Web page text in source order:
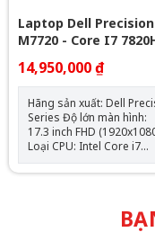
Laptop Dell Precision
M7720 - Core I7
14,950,000 ₫
Hãng sản xuất: Dell
Series Độ lớn màn hình:
17.3 inch FHD
Loại CPU: Intel Core i7
7820HQ 2.9Ghz up
8Mb Dung lượng Memory:
Quadro P3000M 6GB -